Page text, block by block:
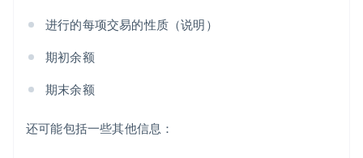
进行的每项交易的性质（说明）
期初余额
期末余额
还可能包括一些其他信息：